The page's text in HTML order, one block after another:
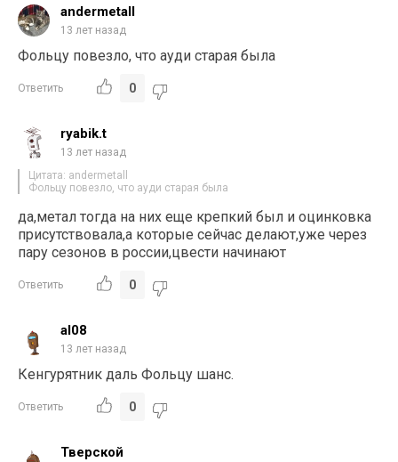
andermetall
13 лет назад
Фольцу повезло, что ауди старая была
Ответить 0
ryabik.t
13 лет назад
Цитата: andermetall
Фольцу повезло, что ауди старая была
да,метал тогда на них еще крепкий был и оцинковка
присутствовала,а которые сейчас делают,уже через
пару сезонов в россии,цвести начинают
Ответить 0
al08
13 лет назад
Кенгурятник даль Фольцу шанс.
Ответить 0
Тверской